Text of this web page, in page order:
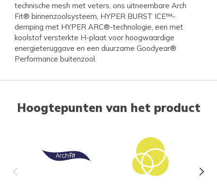
technische mesh met veters, ons uitneembare Arch
Fit® binnenzoolsysteem, HYPER BURST ICE™-
demping met HYPER ARC®-technologie, een met
koolstof versterkte H-plaat voor hoogwaardige
energieteruggave en een duurzame Goodyear®
Performance buitenzool.
Hoogtepunten van het product